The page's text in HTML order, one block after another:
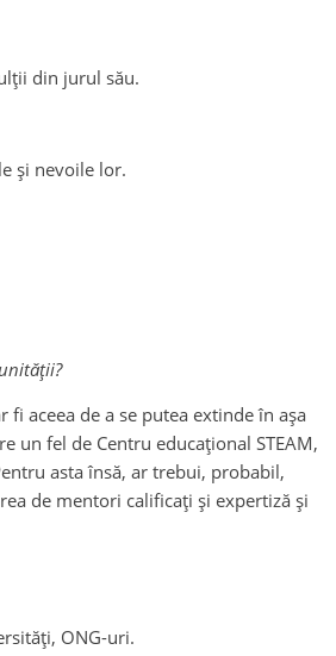
din jurul său.
și nevoile lor.
aceea de a se putea extinde în așa
un fel de Centru educațional STEAM,
asta însă, ar trebui, probabil,
de mentori calificați și expertiză și
ONG-uri.